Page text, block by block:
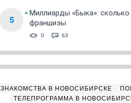
5
Миллиарды «Быка»:
франшизы
0 63
ЗНАКОМСТВА В НОВОСИБИРСКЕ
ТЕЛЕПРОГРАММА В